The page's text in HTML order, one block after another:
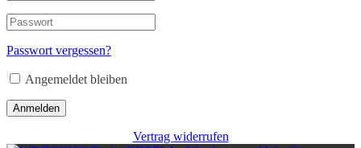
Passwort vergessen?
Angemeldet bleiben
Anmelden
Vertrag widerrufen